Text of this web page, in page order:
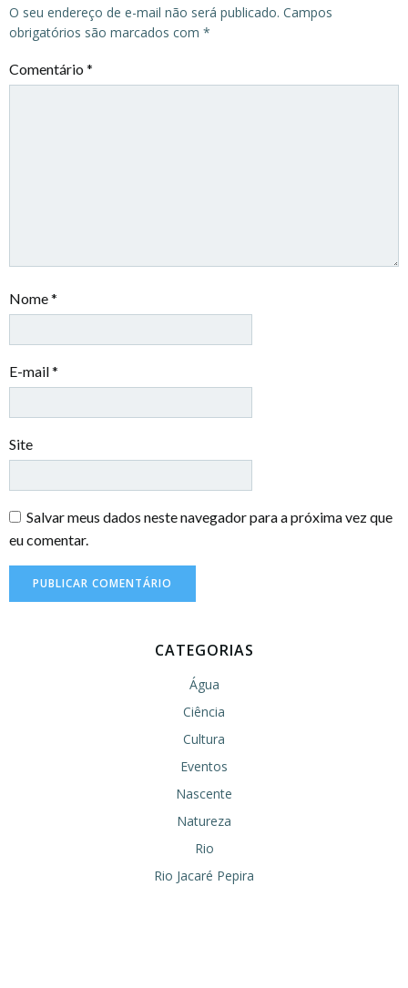
O seu endereço de e-mail não será publicado. Campos
obrigatórios são marcados com *
Comentário*
Nome*
E-mail*
Site
Salvar meus dados neste navegador para a próxima vez que
eu comentar.
CATEGORIAS
Água
Ciência
Cultura
Eventos
Nascente
Natureza
Rio
Rio Jacaré Pepira